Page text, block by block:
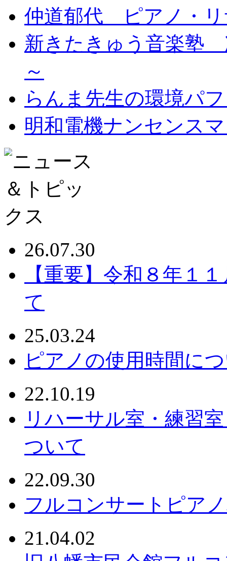
仲道郁代 ピアノ・リ
新きたきゅう音楽塾
～
らんま先生の環境パ
明和電機ナンセンス
26.07.30
【重要】令和８年１
て
25.03.24
ピアノの使用時間に
22.10.19
リハーサル室・練習
ついて
22.09.30
フルコンサートピア
21.04.02